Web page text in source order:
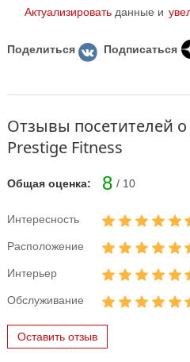
Актуализировать данные и
Поделиться Подписаться
Отзывы посетителей
Prestige Fitness
Общая оценка: 8 / 10
Интересность
Расположение
Интерьер
Обслуживание
Оставить отзыв